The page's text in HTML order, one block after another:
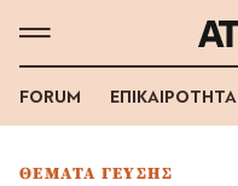
FORUM ΕΠΙΚΑΙΡΟΤΗΤΑ
ΘΕΜΑΤΑ ΓΕΥΣΗΣ